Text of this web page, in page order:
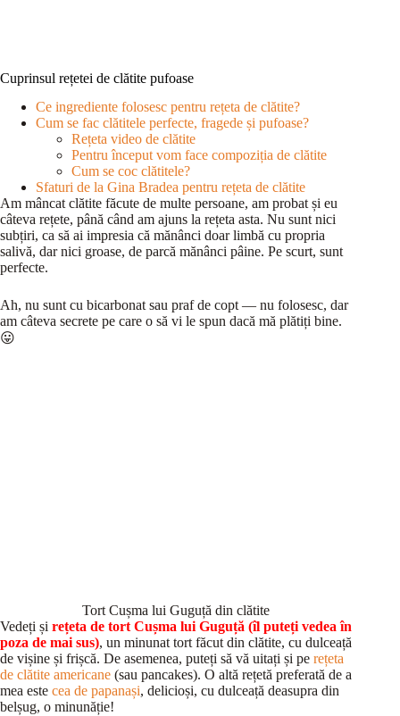
Cuprinsul rețetei de clătite pufoase
Ce ingrediente folosesc pentru rețeta de clătite?
Cum se fac clătitele perfecte, fragede și pufoase?
Rețeta video de clătite
Pentru început vom face compoziția de clătite
Cum se coc clătitele?
Sfaturi de la Gina Bradea pentru rețeta de clătite
Am mâncat clătite făcute de multe persoane, am probat și eu
câteva rețete, până când am ajuns la rețeta asta. Nu sunt nici
subțiri, ca să ai impresia că mănânci doar limbă cu propria
salivă, dar nici groase, de parcă mănânci pâine. Pe scurt, sunt
perfecte.
Ah, nu sunt cu bicarbonat sau praf de copt — nu folosesc, dar
am câteva secrete pe care o să vi le spun dacă mă plătiți bine.
😛
Tort Cușma lui Guguță din clătite
Vedeți și rețeta de tort Cușma lui Guguță (îl puteți vedea în
poza de mai sus), un minunat tort făcut din clătite, cu dulceață
de vișine și frișcă. De asemenea, puteți să vă uitați și pe rețeta
de clătite americane (sau pancakes). O altă rețetă preferată de a
mea este cea de papanași, delicioși, cu dulceață deasupra din
belșug, o minunăție!